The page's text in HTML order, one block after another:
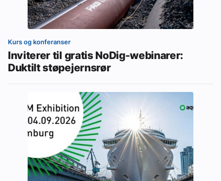
Kurs og konferanser
Inviterer til gratis NoDig-webinarer:
Duktilt støpejernsrør